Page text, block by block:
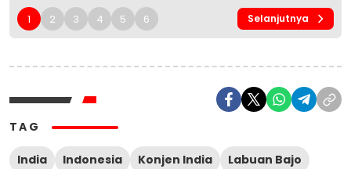
1 2 3 4 5 6 Selanjutnya
TAG
India Indonesia Konjen India
Labuan Bajo